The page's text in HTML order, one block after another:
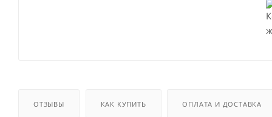
ОТЗЫВЫ КАК КУПИТЬ ОПЛАТА И ДОСТАВКА